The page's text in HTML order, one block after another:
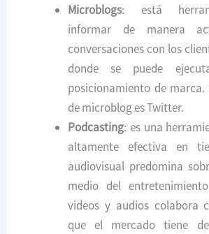
Microblogs: está
informar de manera
conversaciones con los
donde se puede
posicionamiento de
de microblog es Twitter.
Podcasting: es una
altamente efectiva en
audiovisual predomina
medio del
videos y audios colabora
que el mercado tiene